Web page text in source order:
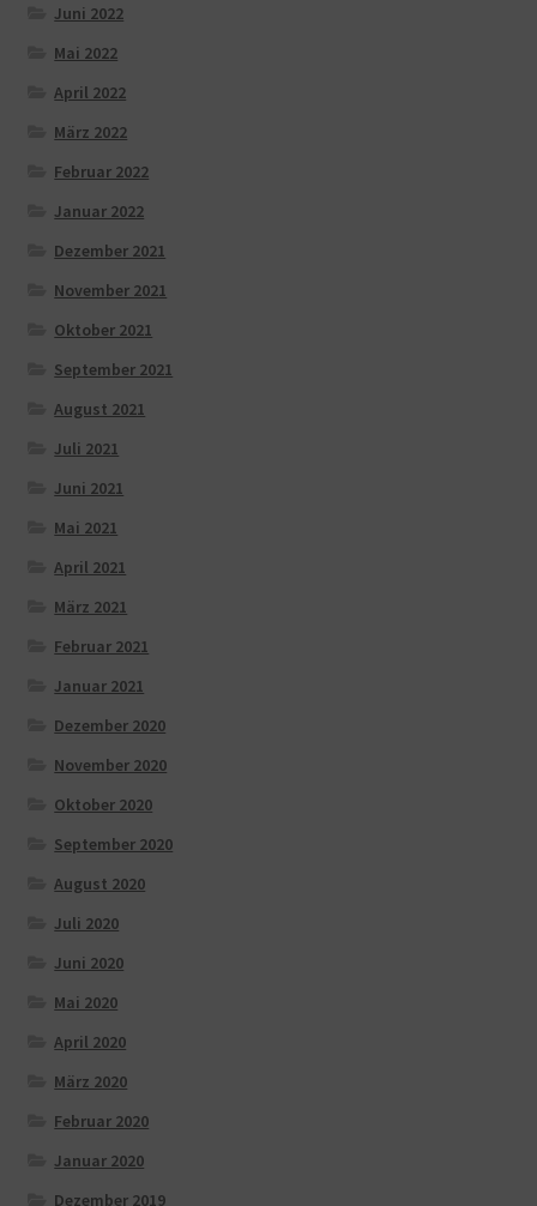
Juni 2022
Mai 2022
April 2022
März 2022
Februar 2022
Januar 2022
Dezember 2021
November 2021
Oktober 2021
September 2021
August 2021
Juli 2021
Juni 2021
Mai 2021
April 2021
März 2021
Februar 2021
Januar 2021
Dezember 2020
November 2020
Oktober 2020
September 2020
August 2020
Juli 2020
Juni 2020
Mai 2020
April 2020
März 2020
Februar 2020
Januar 2020
Dezember 2019